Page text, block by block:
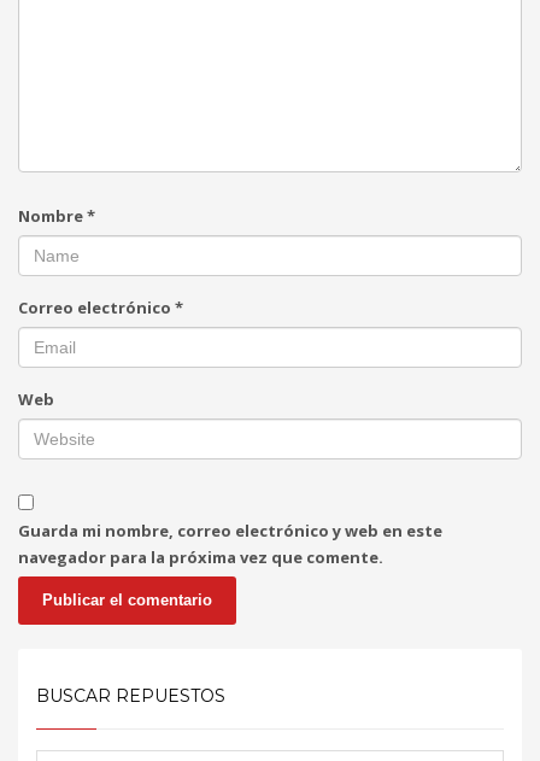
Nombre*
Correo electrónico *
Web
Guarda mi nombre, correo electrónico y web en este
navegador para la próxima vez que comente.
BUSCAR REPUESTOS